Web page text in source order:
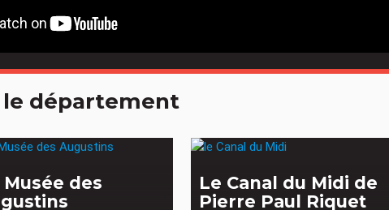
département
Musée des
Le Canal du Midi de
Pierre Paul Riquet